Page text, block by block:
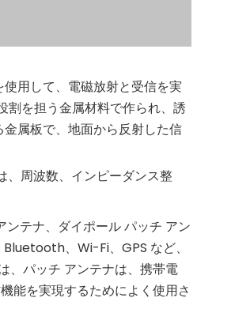
用して、電磁放射と受信を実
割を担う金属材料で作られ、誘
属板で、地面から反射した信
、周波数、インピーダンス整
テナ、ダイポール パッチ アン
、Wi-Fi、GPS など、
、パッチ アンテナは、携帯電
能を実現するためによく使用さ